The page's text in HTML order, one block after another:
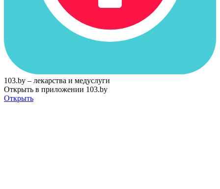
103.by – лекарства и медуслуги
Открыть в приложении 103.by
Открыть